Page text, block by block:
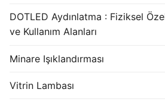
DOTLED Aydınlatma : Fiziksel
ve Kullanım Alanları
Minare Işıklandırması
Vitrin Lambası